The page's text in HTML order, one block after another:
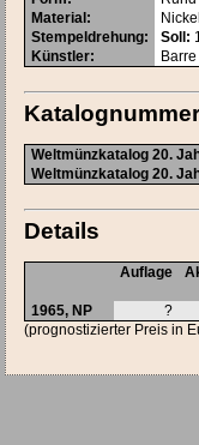
Material :
Stempeldrehung: Soll:
Künstler: Barre
Weltmünzkatalog 20.
Weltmünzkatalog 20.
Details
Auflage
1965, NP
?
(prognostizierter Preis in